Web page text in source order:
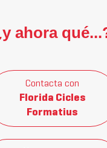
ahora
Contacta con
Florida Cicles
Formatius